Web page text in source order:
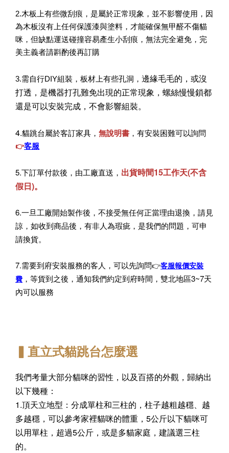
2.木板上有些微刮痕，是屬於正常現象，並不影響使用，因
為木板沒有上任何保護漆與塗料，才能確保無甲醛不傷貓
咪，但缺點運送碰撞容易產生小刮痕，無法完全避免，完
美主義者請斟酌後再訂購
3.需自行DIY組裝，板材上有些孔洞， 邊緣毛毛的，或沒
打透，是機器打孔難免出現的正常現象，螺絲慢慢鎖都
還是可以安裝完成，不會影響組裝。
4.貓跳台屬於客訂家具， 無說明書 ，有安裝困難可以詢問
👉客服
5.下訂單付款後，由工廠直送， 出貨時間15工作天(不含
假日)。
6.一旦工廠開始製作後，不接受無任何正當理由退換，請見
諒，如收到商品後，有非人為瑕疵，是我們的問題，可申
請換貨。
7.需要到府安裝服務的客人，可以先詢問👉客服報價安裝
費 ，等貨到之後，通知我們約定到府時間，雙北地區3~7天
內可以服務
▍直立式貓跳台怎麼選
我們考量大部分貓咪的習性，以及百搭的外觀，歸納出
以下幾種：
1.頂天立地型：分成單柱和三柱的，柱子越粗越穩、越
多越穩，可以參考家裡貓咪的體重，5公斤以下貓咪可
以用單柱，超過5公斤，或是多貓家庭，建議選三柱
的。